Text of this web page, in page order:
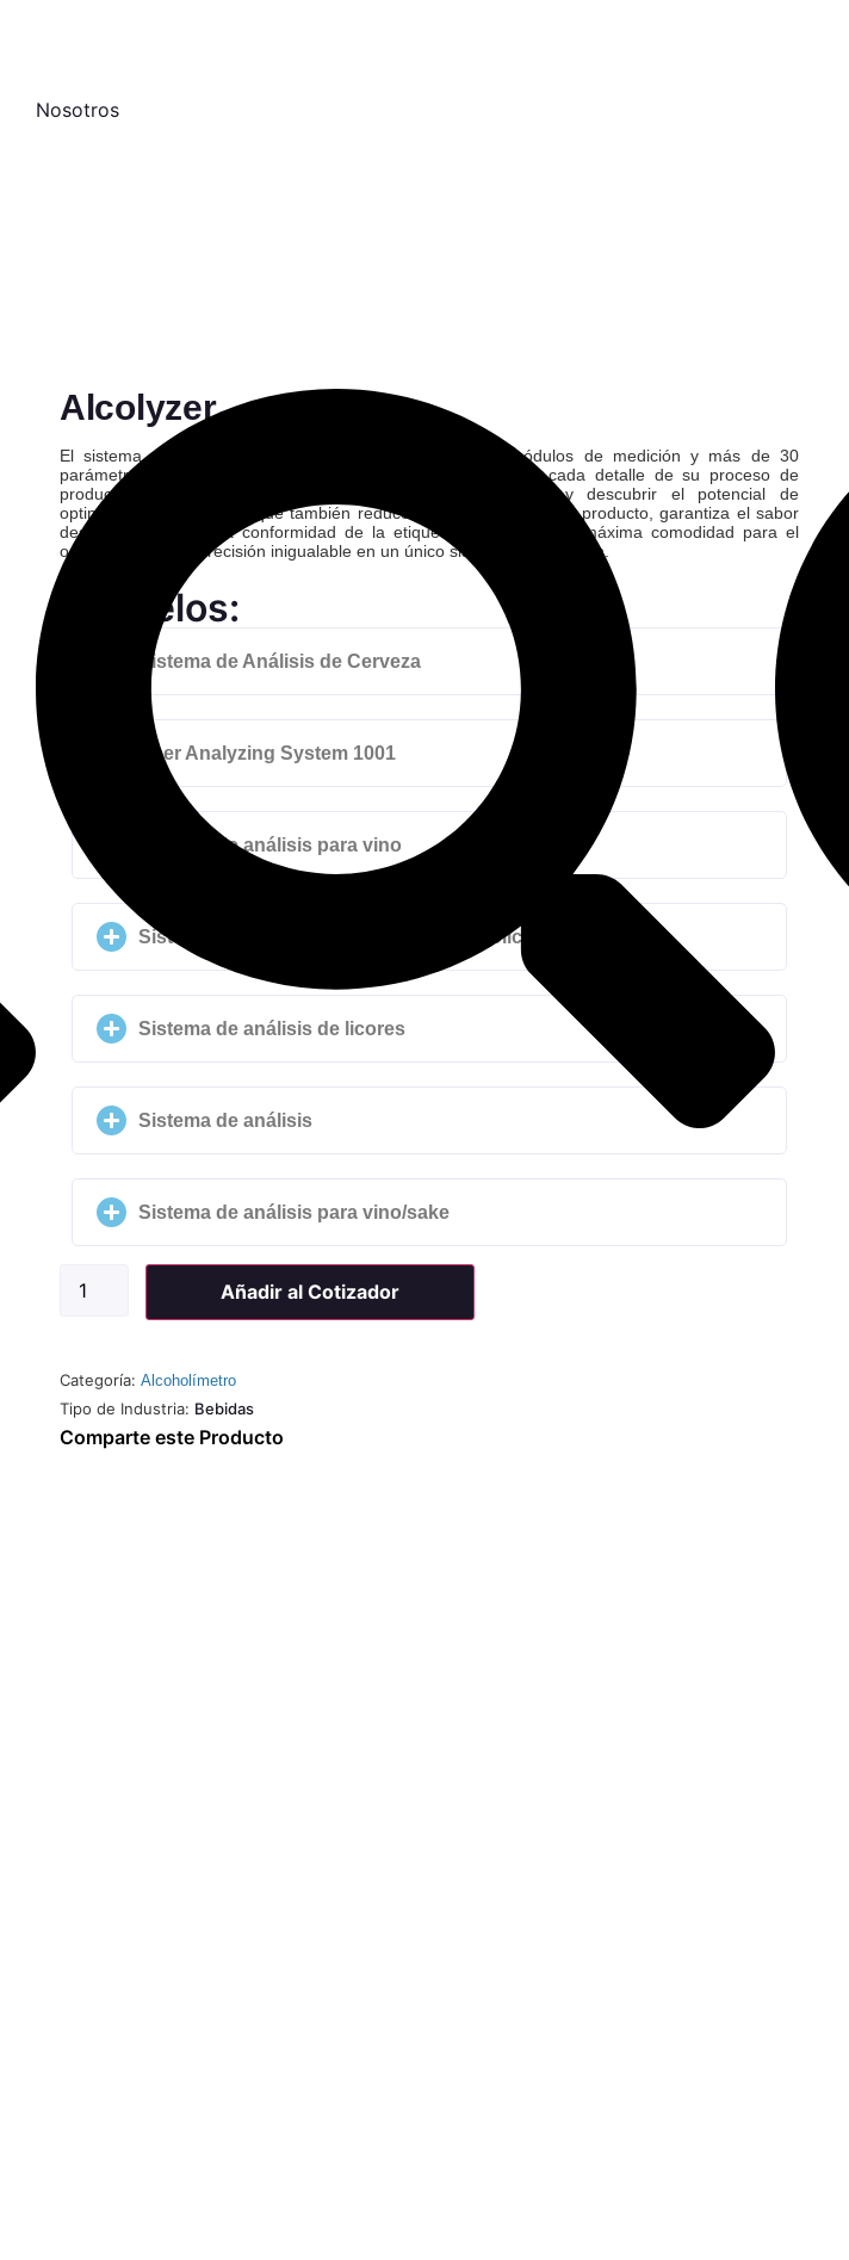
Nosotros
Alcolyzer
El sistema modular de análisis Alcolyzer (con hasta 5 módulos de medición y más de 30
parámetros específicos del sector) no sólo permite conocer cada detalle de su proceso de
producción, salvaguardar las especificaciones del producto y descubrir el potencial de
optimización oculto, sino que también reduce a cero la pérdida de producto, garantiza el sabor
deseado y asegura la conformidad de la etiqueta. Disfrute de la máxima comodidad para el
operario y de una precisión inigualable en un único sistema de medición.
Modelos:
Sistema de Análisis de Cerveza
Beer Analyzing System 1001
Sistema de análisis para vino
Sistema de análisis para bebidas alcohólicas
Sistema de análisis de licores
Sistema de análisis
Sistema de análisis para vino/sake
Añadir al Cotizador
Categoría: Alcoholímetro
Tipo de Industria: Bebidas
Comparte este Producto